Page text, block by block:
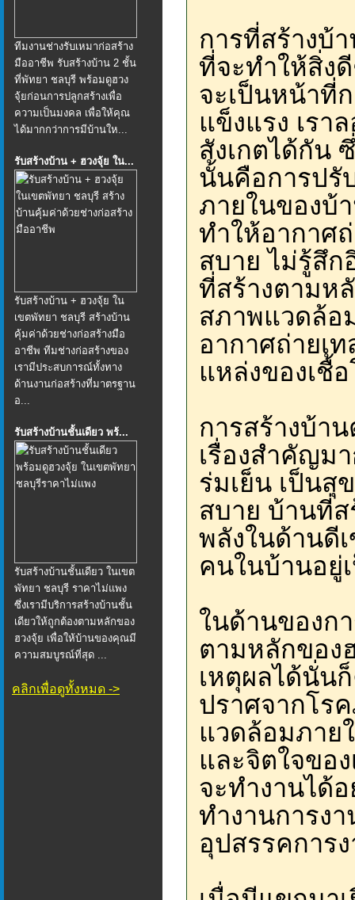
ทีมงานช่างรับเหมาก่อสร้าง
มืออาชีพ รับสร้างบ้าน 2 ชั้น
ที่พัทยา ชลบุรี พร้อมดูฮวง
จุ้ยก่อนการปลูกสร้างเพื่อ
ความเป็นมงคล เพื่อให้คุณ
ได้มากกว่าการมีบ้านให...
รับสร้างบ้าน + ฮวงจุ้ย ใน...
รับสร้างบ้าน + ฮวงจุ้ย ใน
เขตพัทยา ชลบุรี สร้างบ้าน
คุ้มค่าด้วยช่างก่อสร้างมือ
อาชีพ ทีมช่างก่อสร้างของ
เรามีประสบการณ์ทั้งทาง
ด้านงานก่อสร้างที่มาตรฐาน
อ...
รับสร้างบ้านชั้นเดียว พร้...
รับสร้างบ้านชั้นเดียว ในเขต
พัทยา ชลบุรี ราคาไม่แพง
ซึ่งเรามีบริการสร้างบ้านชั้น
เดียวให้ถูกต้องตามหลักของ
ฮวงจุ้ย เพื่อให้บ้านของคุณมี
ความสมบูรณ์ที่สุด ...
คลิกเพื่อดูทั้งหมด ->
การที่สร้างบ้
ที่จะทำให้สิ่ง
จะเป็นหน้าที่
แข็งแรง เรา
สังเกตได้กัน
นั้นคือการปรั
ภายในของบ้
ทำให้อากาศ
สบาย ไม่รู้สึ
ที่สร้างตามห
สภาพแวดล้อ
อากาศถ่ายเ
แหล่งของเชื้
การสร้างบ้า
เรื่องสำคัญม
ร่มเย็น เป็นสุ
สบาย บ้านที่ส
พลังในด้านดี
คนในบ้านอยู่
ในด้านของก
ตามหลักของ
เหตุผลได้นั่น
ปราศจากโร
แวดล้อมภาย
และจิตใจขอ
จะทำงานได้
ทำงานการง
อุปสรรคการ